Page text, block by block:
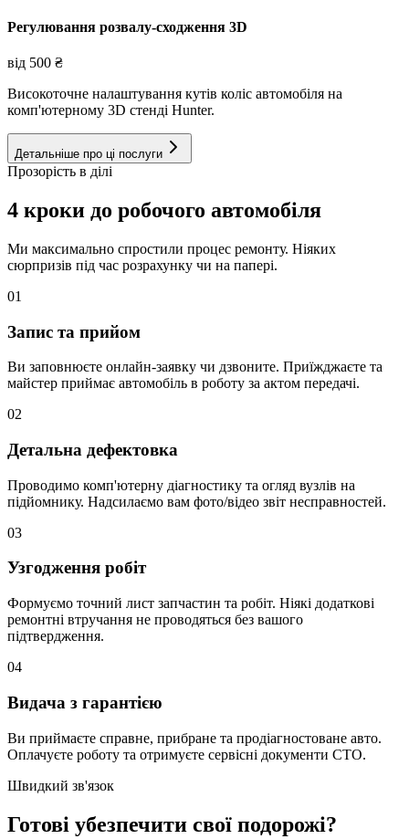
Регулювання розвалу-сходження 3D
від 500 ₴
Високоточне налаштування кутів коліс автомобіля на
комп'ютерному 3D стенді Hunter.
Детальніше про ці послуги
Прозорість в ділі
4 кроки до робочого автомобіля
Ми максимально спростили процес ремонту. Ніяких
сюрпризів під час розрахунку чи на папері.
01
Запис та прийом
Ви заповнюєте онлайн-заявку чи дзвоните. Приїжджаєте та
майстер приймає автомобіль в роботу за актом передачі.
02
Детальна дефектовка
Проводимо комп'ютерну діагностику та огляд вузлів на
підйомнику. Надсилаємо вам фото/відео звіт несправностей.
03
Узгодження робіт
Формуємо точний лист запчастин та робіт. Ніякі додаткові
ремонтні втручання не проводяться без вашого
підтвердження.
04
Видача з гарантією
Ви приймаєте справне, прибране та продіагностоване авто.
Оплачуєте роботу та отримуєте сервісні документи СТО.
Швидкий зв'язок
Готові убезпечити свої подорожі?